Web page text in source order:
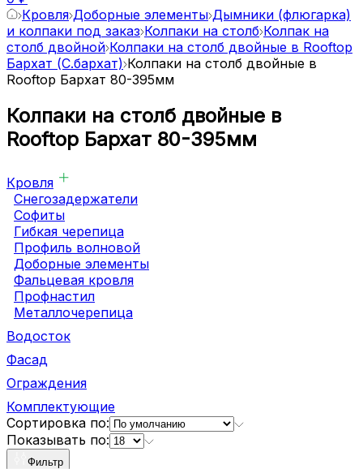
Кровля Доборные элементы Дымники (флюгарка)
и колпаки под заказ Колпаки на столб Колпак на
столб двoйной Колпаки на столб двойные в Rooftop
Бархат (С.бархат) Колпаки на столб двойные в
Rooftop Бархат 80-395мм
Колпаки на столб двойные в
Rooftop Бархат 80-395мм
Кровля
Снегозадержатели
Софиты
Гибкая черепица
Профиль волновой
Доборные элементы
Фальцевая кровля
Профнастил
Металлочерепица
Водосток
Фасад
Ограждения
Комплектующие
Сортировка по:
Показывать по:
Фильтр